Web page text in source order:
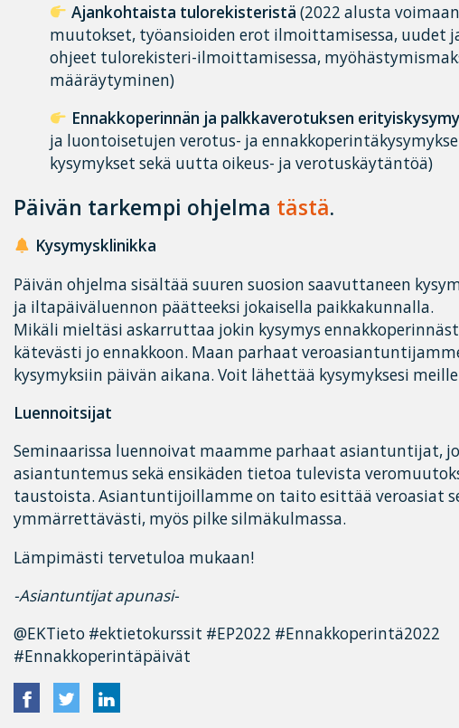
Ajankohtaista tulorekisteristä (2022 alusta
muutokset, työansioiden erot ilmoittamisessa, uudet
ohjeet tulorekisteri-ilmoittamisessa,
määräytyminen)
Ennakkoperinnän ja palkkaverotuksen
ja luontoisetujen verotus- ja
kysymykset sekä uutta oikeus- ja verotuskäytäntöä)
Päivän tarkempi ohjelma tästä.
Kysymysklinikka
Päivän ohjelma sisältää suuren suosion saavuttaneen
ja iltapäiväluennon päätteeksi jokaisella paikkakunnalla.
Mikäli mieltäsi askarruttaa jokin kysymys
kätevästi jo ennakkoon. Maan parhaat
kysymyksiin päivän aikana. Voit lähettää kysymyksesi meille
Luennoitsijat
Seminaarissa luennoivat maamme parhaat asiantuntijat,
asiantuntemus sekä ensikäden tietoa tulevista
taustoista. Asiantuntijoillamme on taito esittää veroasiat
ymmärrettävästi, myös pilke silmäkulmassa.
Lämpimästi tervetuloa mukaan!
-Asiantuntijat apunasi-
@EKTieto #ektietokurssit #EP2022 #Ennakkoperintä2022
#Ennakkoperintäpäivät